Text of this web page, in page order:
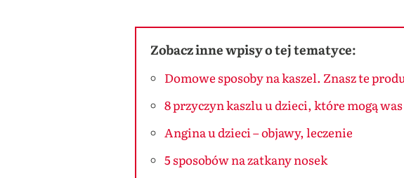
Zobacz inne wpisy o tej tematyce:
Domowe sposoby na kaszel. Znasz te
8 przyczyn kaszlu u dzieci, które mogą
Angina u dzieci – objawy, leczenie
5 sposobów na zatkany nosek